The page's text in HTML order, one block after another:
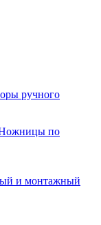
ручного
по
и монтажный